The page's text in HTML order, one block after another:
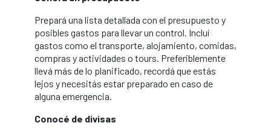
Prepará una lista detallada con el presupuesto y
posibles gastos para llevar un control. Incluí
gastos como el transporte, alojamiento, comidas,
compras y actividades o tours. Preferiblemente
llevá más de lo planificado, recordá que estás
lejos y necesitás estar preparado en caso de
alguna emergencia.
Conocé de divisas